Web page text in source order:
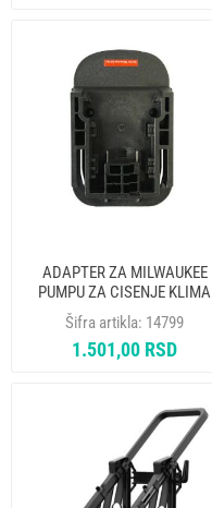
ADAPTER ZA MILWAUKEE
PUMPU ZA CISENJE KLIMA
UREDJAJA WIPCOOL BA-4
Šifra artikla: 14799
1.501,00 RSD